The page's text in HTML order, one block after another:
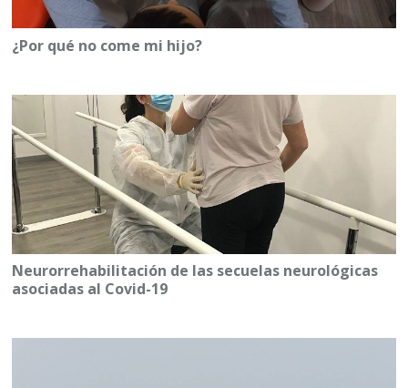
¿Por qué no come mi hijo?
Neurorrehabilitación de las secuelas neurológicas
asociadas al Covid-19